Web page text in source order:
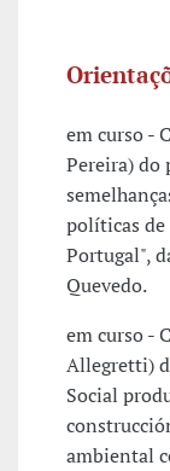
em curso -
Pereira) do
políticas
Portugal",
Quevedo.
em curso -
Allegretti)
Social
ambiental